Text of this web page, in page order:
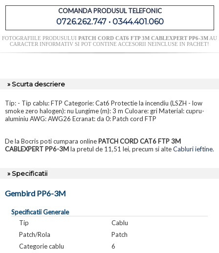
COMANDA PRODUSUL TELEFONIC
0726.262.747 • 0344.401.060
FOTOGRAFIILE PRODUSULUI PATCH CORD CAT6 FTP 3M CABLEXPERT PP6-3MAU
CARACTER INFORMATIV SI POT CONTINE ACCESORII NEINCLUSE IN PACHET!
» Scurta descriere
Tip: - Tip cablu: FTP Categorie: Cat6 Protectie la incendiu (LSZH - low
smoke zero halogen): nu Lungime (m): 3 m Culoare: gri Material: cupru-
aluminiu AWG: AWG26 Ecranat: da 0: Patch cord FTP
De la Bocris poti cumpara online PATCH CORD CAT6 FTP 3M
CABLEXPERT PP6-3Mla pretul de 11,51 lei, precum si alteCabluri ieftine.
» Specificatii
Gembird PP6-3M
Specificatii Generale
Tip
Cablu
Patch/Rola
Patch
Categorie cablu
6